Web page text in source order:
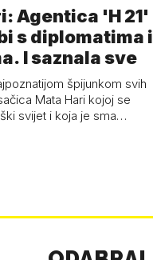
Agentica 'H 21'
s diplomatima i
I saznala sve
špijunkom svih
Mata Hari kojoj se
svijet i koja je sma…